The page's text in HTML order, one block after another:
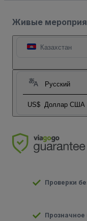
Живые
Казахстан
Русский
US$ Доллар США
Проверки
Прозначное